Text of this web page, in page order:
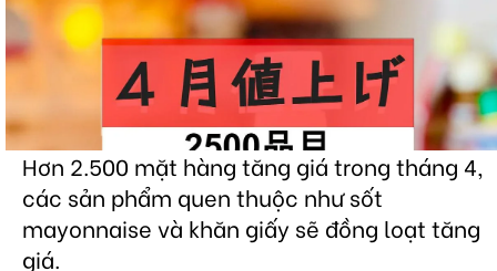
Hơn 2.500 mặt hàng tăng giá trong tháng 4,
các sản phẩm quen thuộc như sốt
mayonnaise và khăn giấy sẽ đồng loạt tăng
giá.